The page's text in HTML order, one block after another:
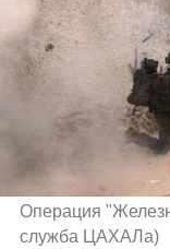
Операция
служба ЦАХАЛа)